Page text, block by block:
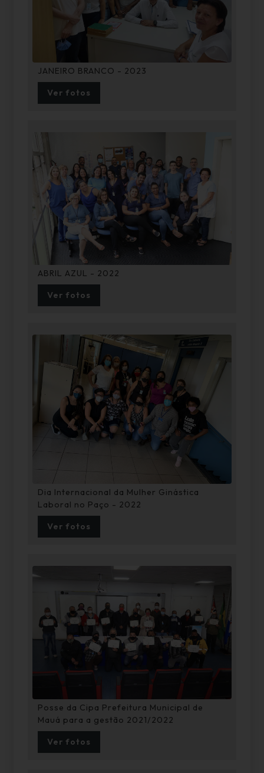
JANEIRO BRANCO - 2023
Ver fotos
ABRIL AZUL - 2022
Ver fotos
Dia Internacional da Mulher Ginástica
Laboral no Paço - 2022
Ver fotos
Posse da Cipa Prefeitura Municipal de
Mauá para a gestão 2021/2022
Ver fotos